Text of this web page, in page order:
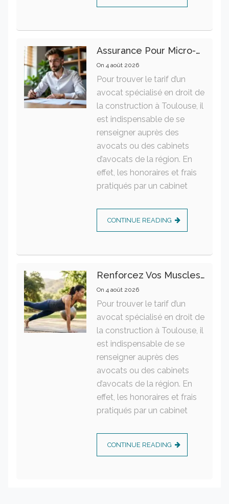
Assurance Pour Micro-Entrepreneur : Les Garanties Essentielles À Connaître
On 4 août 2026
Pour trouver le tarif d’un
avocat spécialisé en droit de
la construction à Toulouse, il
est indispensable de se
renseigner auprès des
avocats ou des cabinets
d’avocats de la région. En
effet, les honoraires et frais
pratiqués par un cabinet
CONTINUE READING
Renforcez Vos Muscles Profonds Pour Apaiser Votre Mal De Dos
On 4 août 2026
Pour trouver le tarif d’un
avocat spécialisé en droit de
la construction à Toulouse, il
est indispensable de se
renseigner auprès des
avocats ou des cabinets
d’avocats de la région. En
effet, les honoraires et frais
pratiqués par un cabinet
CONTINUE READING